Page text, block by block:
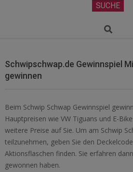
SUCHE
Search
Schwipschwap.de Gewinnspiel
gewinnen
Beim Schwip Schwap Gewinnspiel
Hauptpreisen wie VW Tiguans und E-
weitere Preise auf Sie. Um am Schwip
teilzunehmen, geben Sie den
Aktionsflaschen finden. Sie erfahren
gewonnen haben.